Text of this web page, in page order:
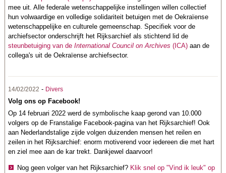
mee uit. Alle federale wetenschappelijke instellingen willen collectief
hun volwaardige en volledige solidariteit betuigen met de Oekraïense
wetenschappelijke en culturele gemeenschap. Specifiek voor de
archiefsector onderschrijft het Rijksarchief als stichtend lid de
steunbetuiging van deInternational Council on Archives (ICA) aan de
collega's uit de Oekraïense archiefsector.
14/02/2022 - Divers
Volg ons op Facebook!
Op 14 februari 2022 werd de symbolische kaap gerond van 10.000
volgers op de Franstalige Facebook-pagina van het Rijksarchief! Ook
aan Nederlandstalige zijde volgen duizenden mensen het reilen en
zeilen in het Rijksarchief: enorm motiverend voor iedereen die met hart
en ziel mee aan de kar trekt. Dankjewel daarvoor!
Nog geen volger van het Rijksarchief? Klik snel op "Vind ik leuk" op